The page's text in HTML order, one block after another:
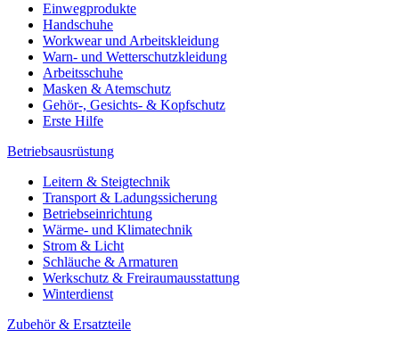
Einwegprodukte
Handschuhe
Workwear und Arbeitskleidung
Warn- und Wetterschutzkleidung
Arbeitsschuhe
Masken & Atemschutz
Gehör-, Gesichts- & Kopfschutz
Erste Hilfe
Betriebsausrüstung
Leitern & Steigtechnik
Transport & Ladungssicherung
Betriebseinrichtung
Wärme- und Klimatechnik
Strom & Licht
Schläuche & Armaturen
Werkschutz & Freiraumausstattung
Winterdienst
Zubehör & Ersatzteile